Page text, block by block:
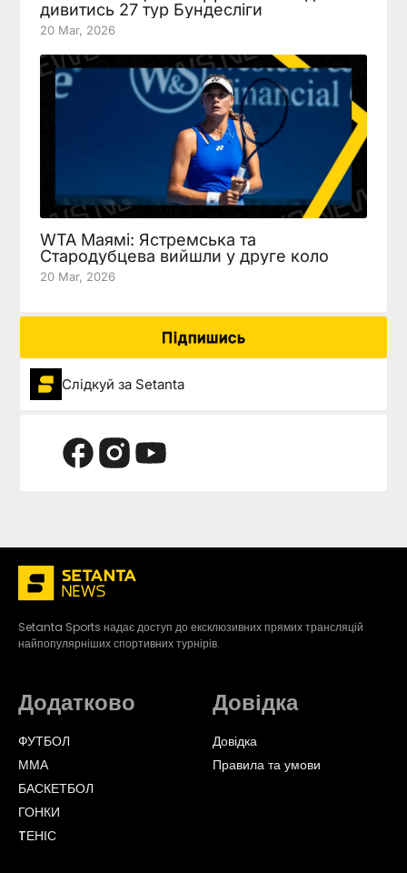
дивитись 27 тур Бундесліги
20 Mar, 2026
WTA Маямі: Ястремська та
Стародубцева вийшли у друге коло
20 Mar, 2026
Підпишись
Слідкуй за Setanta
Setanta Sports надає доступ до ексклюзивних прямих трансляцій
найпопулярніших спортивних турнірів.
Додатково
ФУТБОЛ
ММА
БАСКЕТБОЛ
ГОНКИ
TЕНІС
Довідка
Довідка
Правила та умови